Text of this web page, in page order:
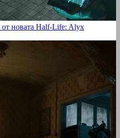
новата Half-Life: Alyx